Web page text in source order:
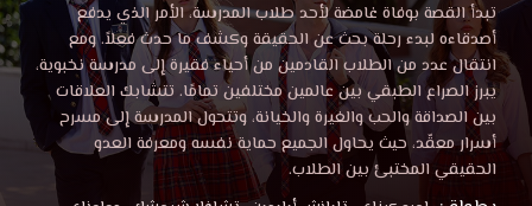
تبدأ القصة بوفاة غامضة لأحد طلاب المدرسة، الأمر الذي يدفع
أصدقاءه لبدء رحلة بحث عن الحقيقة وكشف ما حدث فعلاً. ومع
انتقال عدد من الطلاب القادمين من أحياء فقيرة إلى مدرسة نخبوية،
يبرز الصراع الطبقي بين عالمين مختلفين تمامًا. تتشابك العلاقات
بين الصداقة والحب والغيرة والخيانة، وتتحول المدرسة إلى مسرح
أسرار معقّد، حيث يحاول الجميع حماية نفسه ومعرفة العدو
الحقيقي المختبئ بين الطلاب.